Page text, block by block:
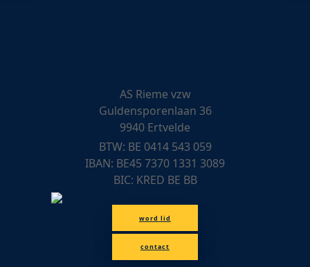
AS Rieme vzw
Guldensporenlaan 36
9940 Ertvelde
BTW: BE 0414 543 059
IBAN: BE45 7370 1331 3089
BIC: KRED BE BB
word lid
contact